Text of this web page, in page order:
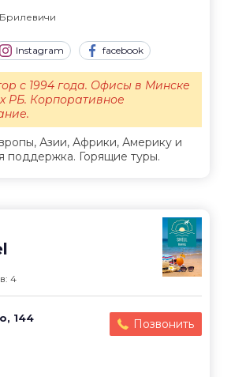
Брилевичи
Instagram facebook
Азии, Африки, Америку и
поддержка. Горящие туры.
с 1994 года. Офисы в Минске
РБ. Корпоративное
4
144
Позвонить